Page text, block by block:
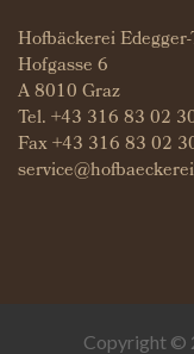
Hofbäckerei
Hofgasse 6
A 8010 Graz
Tel.+43 316 83 02
Fax +43 316 83 02
Copyright ©